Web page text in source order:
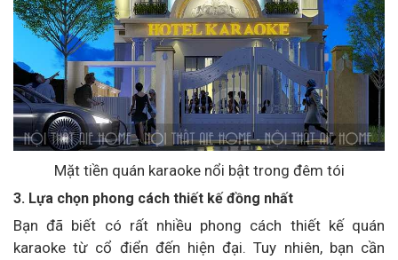
Mặt tiền quán karaoke nổi bật trong đêm tói
3. Lựa chọn phong cách thiết kế đồng nhất
Bạn đã biết có rất nhiều phong cách thiết kế quán
karaoke từ cổ điển đến hiện đại. Tuy nhiên, bạn cần